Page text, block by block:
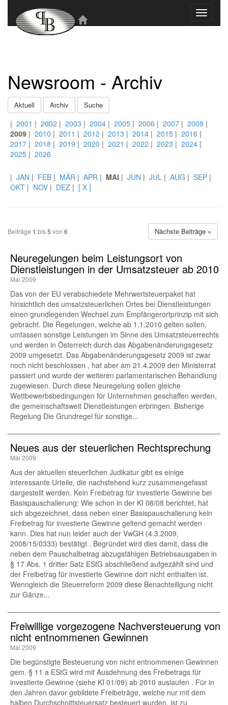
Toggle
Newsroom - Archiv
Aktuell Archiv Suche
| 2001 | 2002 | 2003 | 2004 | 2005 | 2006 | 2007 | 2008 |
2009 | 2010 | 2011 | 2012 | 2013 | 2014 | 2015 | 2016 |
2017 | 2018 | 2019 | 2020 | 2021 | 2022 | 2023 | 2024 |
2025 | 2026
| JAN | FEB | MÄR | APR | MAI | JUN | JUL | AUG | SEP |
OKT | NOV | DEZ | [ X ]
Beiträge 1 bis5 von 6 Nächste Beiträge »
Neuregelungen beim Leistungsort von
Dienstleistungen in der Umsatzsteuer ab 2010
Mai 2009
Das von der EU verabschiedete Mehrwertsteuerpaket hat
hinsichtlich des umsatzsteuerlichen Ortes bei Dienstleistungen
einen grundlegenden Wechsel zum Empfängerortprinzip mit sich
gebracht. Die Regelungen, welche ab 1.1.2010 gelten sollen,
umfassen sonstige Leistungen im Sinne des Umsatzsteuerrechts
und werden in Österreich durch das Abgabenänderungsgesetz
2009 umgesetzt. Das Abgabenänderungsgesetz 2009 ist zwar
noch nicht beschlossen , hat aber am 21.4.2009 den Ministerrat
passiert und wurde der weiteren parlamentarischen Behandlung
zugewiesen. Durch diese Neuregelung sollen gleiche
Wettbewerbsbedingungen für Unternehmen geschaffen werden,
die gemeinschaftsweit Dienstleistungen erbringen. Bisherige
Regelung Die Grundregel für sonstige...
Neues aus der steuerlichen Rechtsprechung
Mai 2009
Aus der aktuellen steuerlichen Judikatur gibt es einige
interessante Urteile, die nachstehend kurz zusammengefasst
dargestellt werden. Kein Freibetrag für investierte Gewinne bei
Basispauschalierung: Wie schon in der KI 08/08 berichtet, hat
sich abgezeichnet, dass neben einer Basispauschalierung kein
Freibetrag für investierte Gewinne geltend gemacht werden
kann. Dies hat nun leider auch der VwGH (4.3.2009,
2008/15/0333) bestätigt . Begründet wird dies damit, dass die
neben dem Pauschalbetrag abzugsfähigen Betriebsausgaben in
§ 17 Abs. 1 dritter Satz EStG abschließend aufgezählt sind und
der Freibetrag für investierte Gewinne dort nicht enthalten ist.
Wenngleich die Steuerreform 2009 diese Benachteiligung nicht
zur Gänze...
Freiwillige vorgezogene Nachversteuerung von
nicht entnommenen Gewinnen
Mai 2009
Die begünstigte Besteuerung von nicht entnommenen Gewinnen
gem. § 11 a EStG wird mit Ausdehnung des Freibetrags für
investierte Gewinne (siehe KI 01/09) ab 2010 auslaufen . Für in
den Jahren davor gebildete Freibeträge, welche nur mit dem
halben Durchschnittsteuersatz besteuert wurden, ist zu